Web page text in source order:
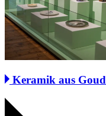
Keramik aus